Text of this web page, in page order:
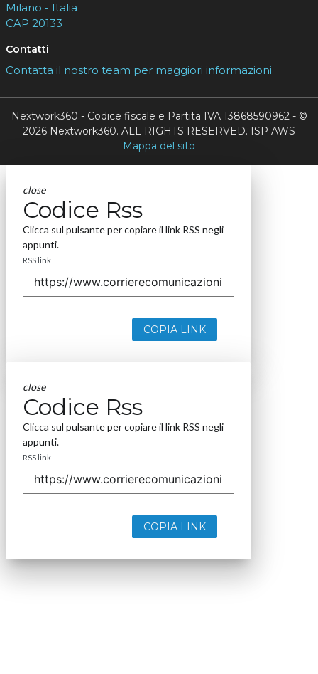
Milano - Italia
CAP 20133
Contatti
Contatta il nostro team per maggiori informazioni
Nextwork360 - Codice fiscale e Partita IVA 13868590962 - ©
2026 Nextwork360. ALL RIGHTS RESERVED. ISP AWS
Mappa del sito
close
Codice Rss
Clicca sul pulsante per copiare il link RSS negli
appunti.
RSS link
COPIA LINK
close
Codice Rss
Clicca sul pulsante per copiare il link RSS negli
appunti.
RSS link
COPIA LINK